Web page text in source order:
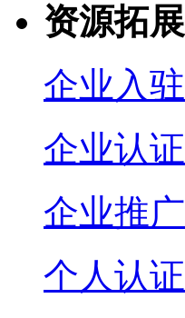
资源拓展
企业入驻
企业认证
企业推广
个人认证